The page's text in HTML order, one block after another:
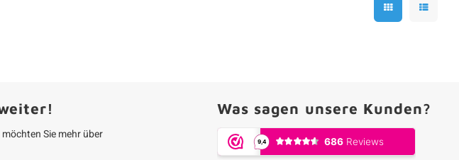
Sie mehr über
Was sagen unsere Kunden?